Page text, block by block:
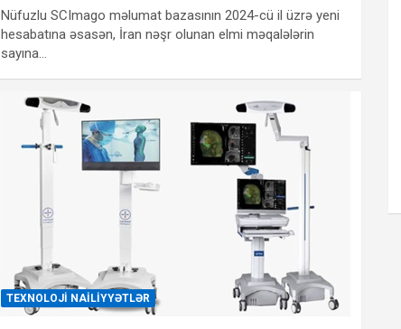
Nüfuzlu SCImago məlumat bazasının 2024-cü il üzrə yeni
hesabatına əsasən, İran nəşr olunan elmi məqalələrin
sayına…
TEXNOLOJI NAILIYYƏTLƏR